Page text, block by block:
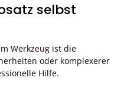
selbst
Werkzeug ist die
oder komplexerer
Hilfe.